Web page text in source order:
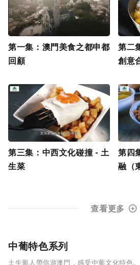
第一集：澳門美食之都申都
回顧
第二
創意
第三集：中西文化碰撞 - 土
生菜
第四
融（
查看更多
中葡特色系列
土生葡人帶你遊澳門，感受中葡文化特色。